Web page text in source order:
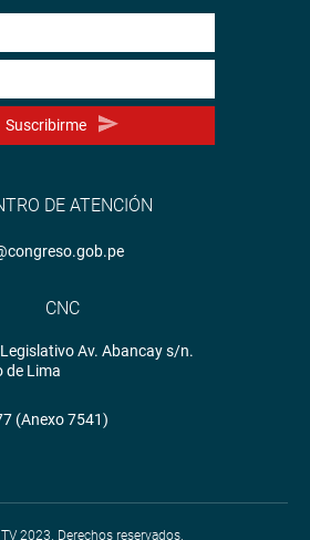
Suscribirme
DE ATENCIÓN
CNC
Av. Abancay s/n.
de Lima
(Anexo 7541)
2023. Derechos reservados.